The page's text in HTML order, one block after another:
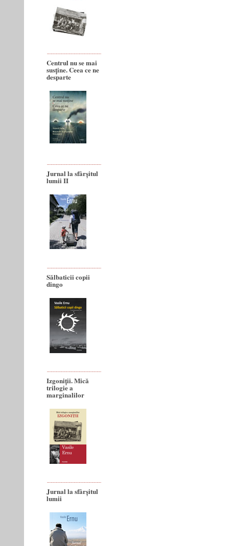
Centrul nu se mai
susține. Ceea ce ne
desparte
Jurnal la sfârșitul
lumii II
Sălbaticii copii
dingo
Izgoniții. Mică
trilogie a
marginalilor
Jurnal la sfârșitul
lumii